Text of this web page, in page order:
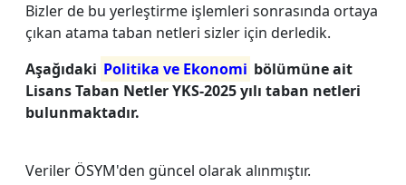
Bizler de bu yerleştirme işlemleri sonrasında ortaya
çıkan atama taban netleri sizler için derledik.
Aşağıdaki Politika ve Ekonomi bölümüne ait
Lisans Taban Netler YKS-2025 yılı taban netleri
bulunmaktadır.
Veriler ÖSYM'den güncel olarak alınmıştır.